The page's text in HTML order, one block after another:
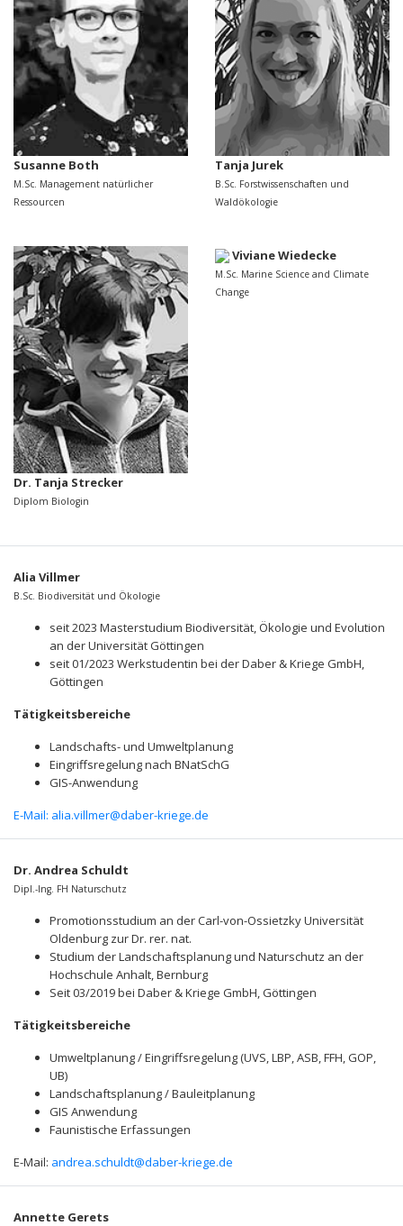
Susanne Both
M.Sc. Management natürlicher
Ressourcen
Tanja Jurek
B.Sc. Forstwissenschaften und
Waldökologie
Dr. Tanja Strecker
Diplom Biologin
Viviane Wiedecke
M.Sc. Marine Science and Climate
Change
Alia Villmer
B.Sc. Biodiversität und Ökologie
seit 2023 Masterstudium Biodiversität, Ökologie und Evolution
an der Universität Göttingen
seit 01/2023 Werkstudentin bei der Daber & Kriege GmbH,
Göttingen
Tätigkeitsbereiche
Landschafts- und Umweltplanung
Eingriffsregelung nach BNatSchG
GIS-Anwendung
E-Mail: alia.villmer@daber-kriege.de
Dr. Andrea Schuldt
Dipl.-Ing. FH Naturschutz
Promotionsstudium an der Carl-von-Ossietzky Universität
Oldenburg zur Dr. rer. nat.
Studium der Landschaftsplanung und Naturschutz an der
Hochschule Anhalt, Bernburg
Seit 03/2019 bei Daber & Kriege GmbH, Göttingen
Tätigkeitsbereiche
Umweltplanung / Eingriffsregelung (UVS, LBP, ASB, FFH, GOP,
UB)
Landschaftsplanung / Bauleitplanung
GIS Anwendung
Faunistische Erfassungen
E-Mail: andrea.schuldt@daber-kriege.de
Annette Gerets